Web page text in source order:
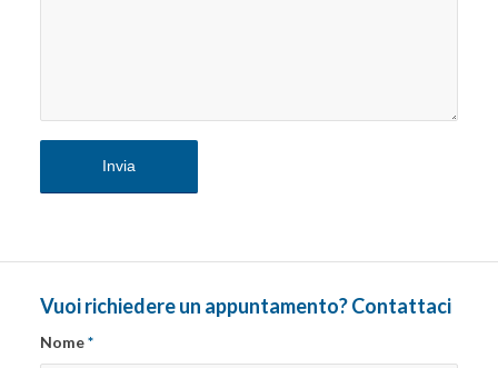
Vuoi richiedere un appuntamento? Contattaci
Nome*